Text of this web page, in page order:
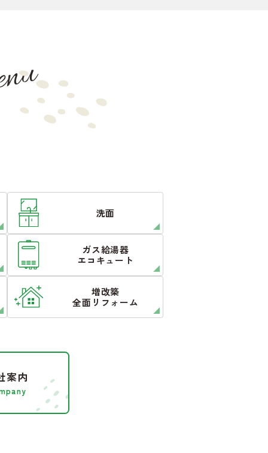
洗面
ガス給湯器
エコキュート
増改築
全面リフォーム
案内